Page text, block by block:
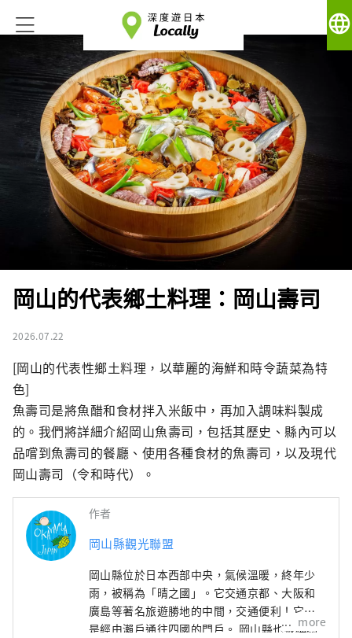
language
岡山的代表鄉土料理：岡山壽司
2026.07.22
[岡山的代表性鄉土料理，以華麗的海鮮和時令蔬菜為特
色]
魚壽司是將魚醋和食材拌入米飯中，再加入調味料製成
的。我們將詳細介紹岡山魚壽司，包括其歷史、縣內可以
品嚐到魚壽司的餐廳、使用各種食材的魚壽司，以及現代
岡山壽司（令和時代）。
作者
岡山縣觀光聯盟
岡山縣位於日本西部中央，氣候溫暖​​，終年少
雨，被稱為「晴之國」。它交通京都、大阪和
廣島等著名旅遊勝地的中間，交通便利！它也
是經由瀨戶通往四國的門戶。 岡山縣也被稱為
more